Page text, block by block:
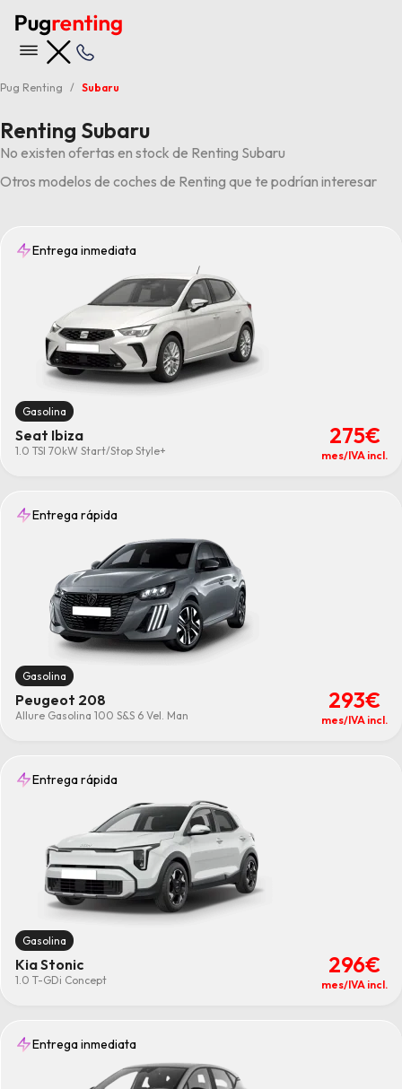
Pug Renting Subaru
Renting Subaru
No existen ofertas en stock de Renting Subaru
Otros modelos de coches de Renting que te podrían interesar
Entrega inmediata
Gasolina
Seat Ibiza
1.0 TSI 70kW Start/Stop Style+
275€
mes/IVA incl.
Entrega rápida
Gasolina
Peugeot 208
Allure Gasolina 100 S&S 6 Vel. Man
293€
mes/IVA incl.
Entrega rápida
Gasolina
Kia Stonic
1.0 T-GDi Concept
296€
mes/IVA incl.
Entrega inmediata